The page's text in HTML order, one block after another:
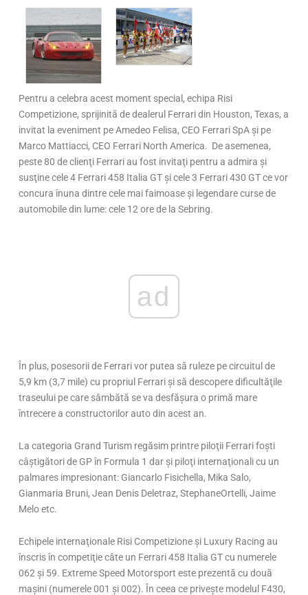
Pentru a celebra acest moment special, echipa Risi
Competizione, sprijinită de dealerul Ferrari din Houston, Texas, a
invitat la eveniment pe Amedeo Felisa, CEO Ferrari SpA şi pe
Marco Mattiacci, CEO Ferrari North America. De asemenea,
peste 80 de clienţi Ferrari au fost invitaţi pentru a admira şi
susţine cele 4 Ferrari 458 Italia GT şi cele 3 Ferrari 430 GT ce vor
concura înuna dintre cele mai faimoase şi legendare curse de
automobile din lume: cele 12 ore de la Sebring.
ad
În plus, posesorii de Ferrari vor putea să ruleze pe circuitul de
5,9 km (3,7 mile) cu propriul Ferrari şi să descopere dificultăţile
traseului pe care sâmbătă se va desfăşura o primă mare
întrecere a constructorilor auto din acest an.
La categoria Grand Turism regăsim printre piloţii Ferrari foşti
câştigători de GP în Formula 1 dar şi piloţi internaţionali cu un
palmares impresionant: Giancarlo Fisichella, Mika Salo,
Gianmaria Bruni, Jean Denis Deletraz, StephaneOrtelli, Jaime
Melo etc.
Echipele internaţionale Risi Competizione şi Luxury Racing au
înscris în competiţie câte un Ferrari 458 Italia GT cu numerele
062 şi 59. Extreme Speed Motorsport este prezentă cu două
maşini (numerele 001 şi 002). În ceea ce priveşte modelul F430,